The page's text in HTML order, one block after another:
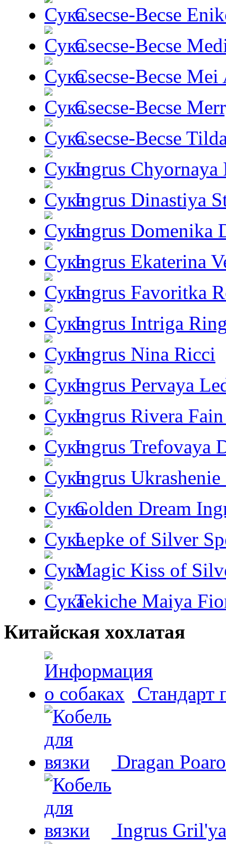
Csecse-Becse
Csecse-Becse
Csecse-Becse Mei
Csecse-Becse
Csecse-Becse
Ingrus Chyornaya
Ingrus Dinastiya
Ingrus Domenika
Ingrus Ekaterina
Ingrus Favoritka
Ingrus Intriga
Ingrus Nina Ricci
Ingrus Pervaya
Ingrus Rivera
Ingrus Trefovaya
Ingrus Ukrashenie
Golden Dream
Lepke of Silver
Magic Kiss of
Tekiche Maiya
Китайская хохлатая
Dragan
Ingrus